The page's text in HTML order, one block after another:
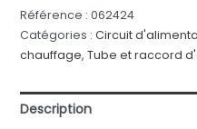
Référence : 062424
Catégories : Circuit
chauffage, Tube et raccord
Description